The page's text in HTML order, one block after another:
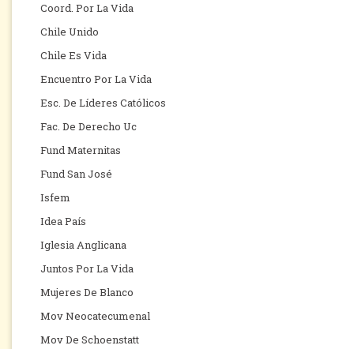
Coord. Por La Vida
Chile Unido
Chile Es Vida
Encuentro Por La Vida
Esc. De Líderes Católicos
Fac. De Derecho Uc
Fund Maternitas
Fund San José
Isfem
Idea País
Iglesia Anglicana
Juntos Por La Vida
Mujeres De Blanco
Mov Neocatecumenal
Mov De Schoenstatt